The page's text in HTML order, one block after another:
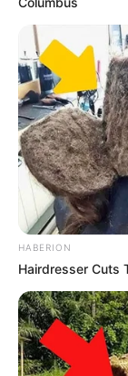
Anti
Membawa
Versi
Langka
Katak yang
Gemes
HABERION
Hairdresser Cuts